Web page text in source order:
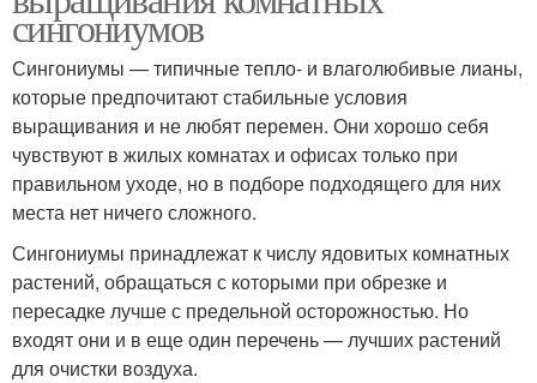
сингониумов
Сингониумы — типичные тепло- и влаголюбивые лианы,
которые предпочитают стабильные условия
выращивания и не любят перемен. Они хорошо себя
чувствуют в жилых комнатах и офисах только при
правильном уходе, но в подборе подходящего для них
места нет ничего сложного.
Сингониумы принадлежат к числу ядовитых комнатных
растений, обращаться с которыми при обрезке и
пересадке лучше с предельной осторожностью. Но
входят они и в еще один перечень — лучших растений
для очистки воздуха.